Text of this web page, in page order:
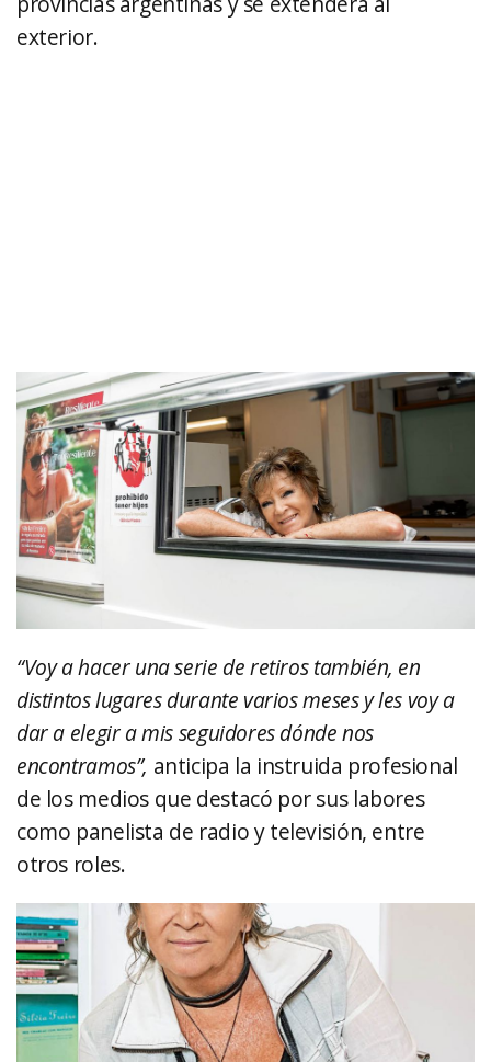
exterior.
“Voy a hacer una serie de retiros también, en
distintos lugares durante varios meses y les voy a
dar a elegir a mis seguidores dónde nos
encontramos”, anticipa la instruida profesional
de los medios que destacó por sus labores
como panelista de radio y televisión, entre
otros roles.